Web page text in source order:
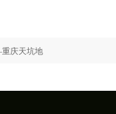
庆天坑地